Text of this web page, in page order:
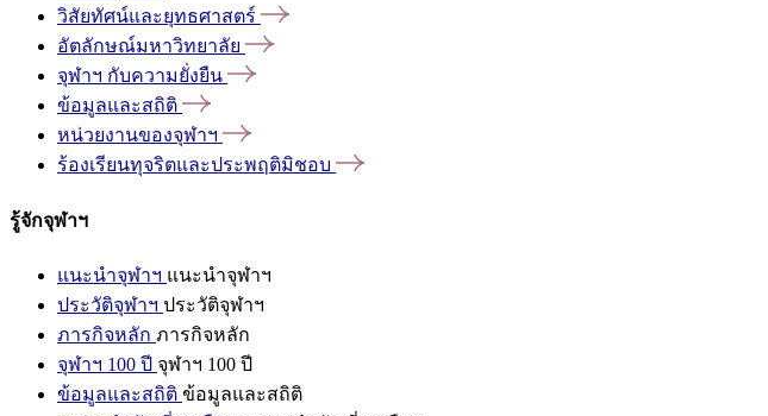
วิสัยทัศน์และยุทธศาสตร์
อัตลักษณ์มหาวิทยาลัย
จุฬาฯ กับความยั่งยืน
ข้อมูลและสถิติ
หน่วยงานของจุฬาฯ
ร้องเรียนทุจริตและประพฤติมิชอบ
รู้จักจุฬาฯ
แนะนำจุฬาฯ แนะนำจุฬาฯ
ประวัติจุฬาฯ ประวัติจุฬาฯ
ภารกิจหลัก ภารกิจหลัก
จุฬาฯ 100 ปี จุฬาฯ 100 ปี
ข้อมูลและสถิติ ข้อมูลและสถิติ